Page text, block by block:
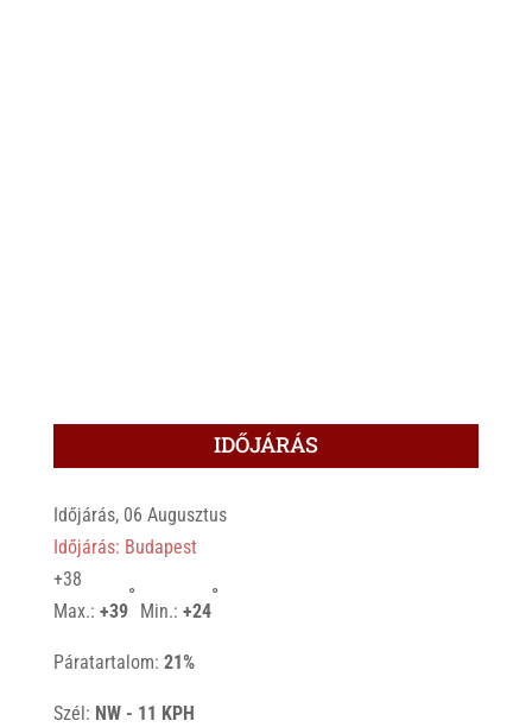
IDŐJÁRÁS
Időjárás, 06 Augusztus
Időjárás: Budapest
+38
Max.: +39
°
Min.: +24
°
Páratartalom: 21%
Szél: NW - 11 KPH